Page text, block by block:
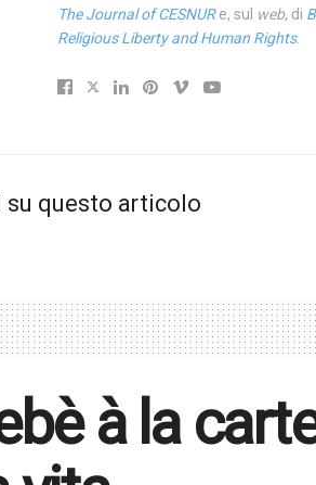
The Journal of CESNURe, sul web, di
Religious Liberty and Human Rights.
su questo articolo
à la